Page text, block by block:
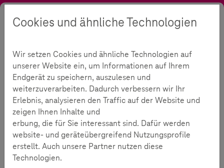
Suche Kontrast Sprache
Der Test für Eltern 26
Ob Smartphone, Game oder Social Media: Kinder
und Jugendliche bewegen sich ganz
selbstverständlich in der digitalen Welt. Umso
Cookies und ähnliche Technologien
Wir setzen Cookies und ähnliche Technologien auf
unserer Website ein, um Informationen auf Ihrem
Endgerät zu speichern, auszulesen und
weiterzuverarbeiten. Dadurch verbessern wir Ihr
Erlebnis, analysieren den Traffic auf der Website und
zeigen Ihnen Inhalte und
erbung, die für Sie interessant sind. Dafür werden
website- und geräteübergreifend Nutzungsprofile
erstellt. Auch unsere Partner nutzen diese
Technologien.